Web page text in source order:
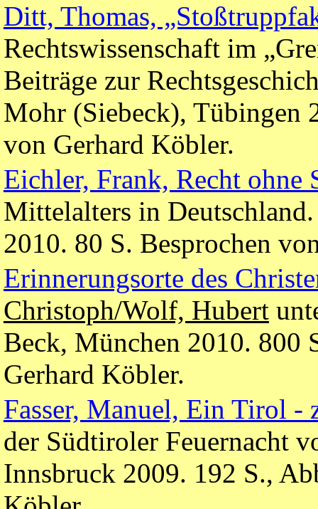
Ditt, Thomas,
Rechtswissenschaft im
Beiträge zur
Mohr (Siebeck), Tübingen
von Gerhard Köbler.
Eichler, Frank, Recht ohne
Mittelalters in
2010. 80 S. Besprochen
Erinnerungsorte des
Christoph/Wolf, Hubert
Beck, München 2010. 800
Gerhard Köbler.
Fasser, Manuel, Ein Tirol -
der Südtiroler Feuernacht
Innsbruck 2009. 192 S.,